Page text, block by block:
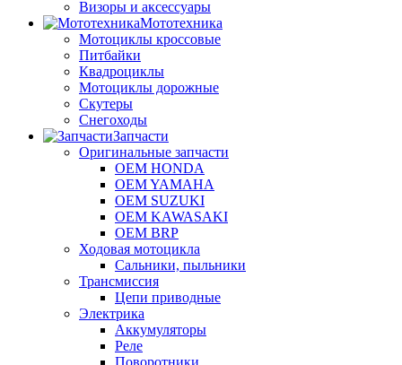
Визоры и аксессуары
Мототехника
Мотоциклы кроссовые
Питбайки
Квадроциклы
Мотоциклы дорожные
Скутеры
Снегоходы
Запчасти
Оригинальные запчасти
OEM HONDA
OEM YAMAHA
OEM SUZUKI
OEM KAWASAKI
OEM BRP
Ходовая мотоцикла
Сальники, пыльники
Трансмиссия
Цепи приводные
Электрика
Аккумуляторы
Реле
Поворотники